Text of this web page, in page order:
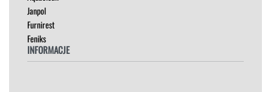
Janpol
Furnirest
Feniks
INFORMACJE